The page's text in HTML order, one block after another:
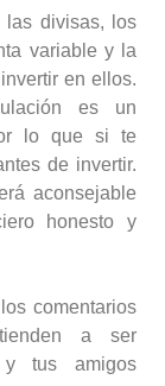
las divisas, los
variable y la
en ellos.
es un
lo que si te
de invertir.
aconsejable
honesto y
comentarios
a ser
y tus amigos